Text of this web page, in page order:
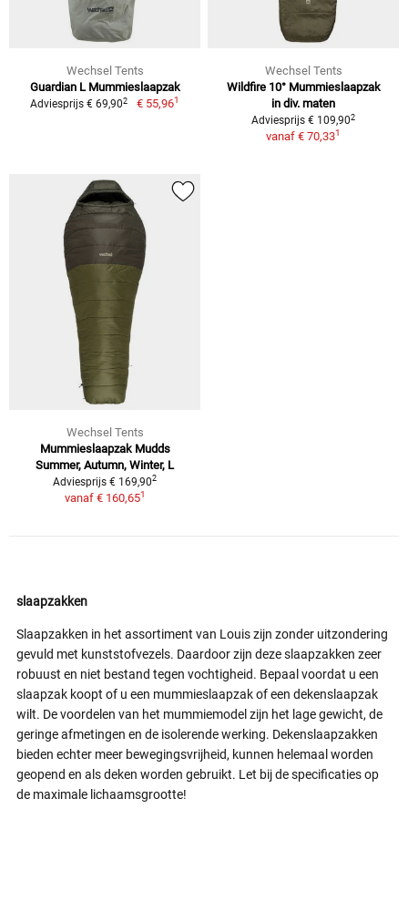
Wechsel Tents
Guardian L Mummieslaapzak
Adviesprijs € 69,902 € 55,961
Wechsel Tents
Wildfire 10° Mummieslaapzak
in div. maten
Adviesprijs € 109,902
vanaf € 70,331
Wechsel Tents
Mummieslaapzak Mudds
Summer, Autumn, Winter, L
Adviesprijs € 169,902
vanaf € 160,651
slaapzakken
Slaapzakken in het assortiment van Louis zijn zonder uitzondering
gevuld met kunststofvezels. Daardoor zijn deze slaapzakken zeer
robuust en niet bestand tegen vochtigheid. Bepaal voordat u een
slaapzak koopt of u een mummieslaapzak of een dekenslaapzak
wilt. De voordelen van het mummiemodel zijn het lage gewicht, de
geringe afmetingen en de isolerende werking. Dekenslaapzakken
bieden echter meer bewegingsvrijheid, kunnen helemaal worden
geopend en als deken worden gebruikt. Let bij de specificaties op
de maximale lichaamsgrootte!